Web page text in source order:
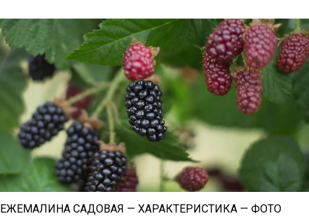
ЕЖЕМАЛИНА САДОВАЯ — ХАРАКТЕРИСТИКА — ФОТО